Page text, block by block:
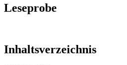
Leseprobe
Inhaltsverzeichnis